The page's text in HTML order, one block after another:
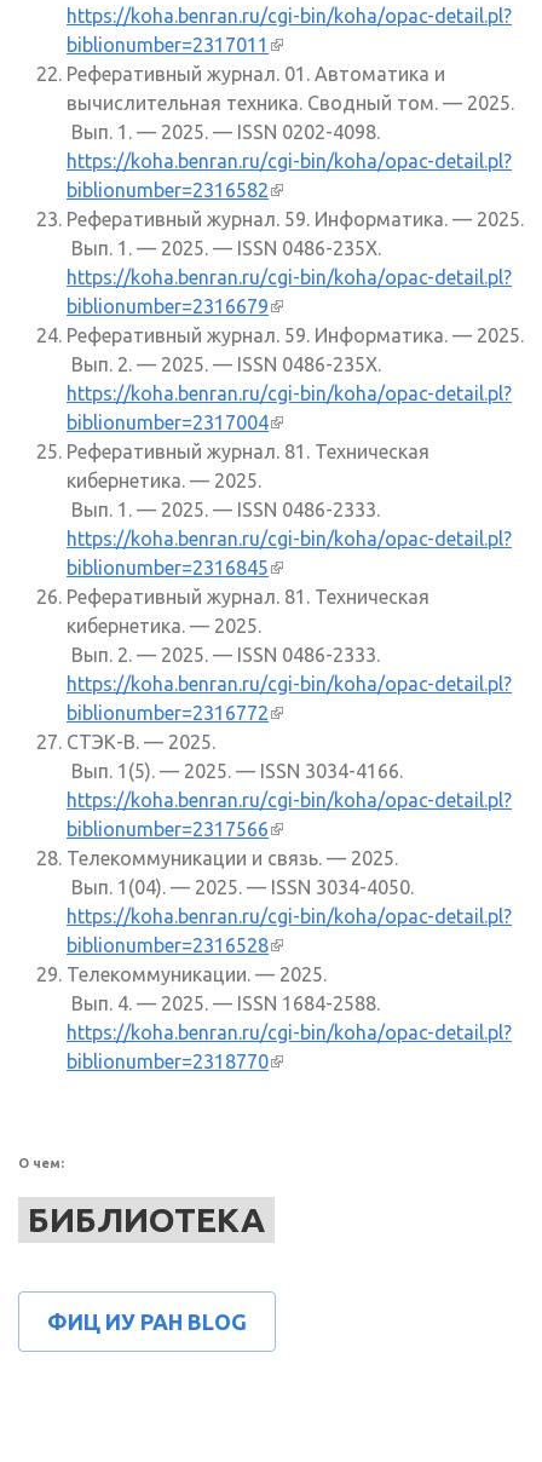
https://koha.benran.ru/cgi-bin/koha/opac-detail.pl?
biblionumber=2317011 (внешняя ссылка)
Реферативный журнал. 01. Автоматика и
вычислительная техника. Сводный том. — 2025.
Вып. 1. — 2025. — ISSN 0202-4098.
https://koha.benran.ru/cgi-bin/koha/opac-detail.pl?
biblionumber=2316582(внешняя ссылка)
Реферативный журнал. 59. Информатика. — 2025.
Вып. 1. — 2025. — ISSN 0486-235X.
https://koha.benran.ru/cgi-bin/koha/opac-detail.pl?
biblionumber=2316679(внешняя ссылка)
Реферативный журнал. 59. Информатика. — 2025.
Вып. 2. — 2025. — ISSN 0486-235X.
https://koha.benran.ru/cgi-bin/koha/opac-detail.pl?
biblionumber=2317004(внешняя ссылка)
Реферативный журнал. 81. Техническая
кибернетика. — 2025.
Вып. 1. — 2025. — ISSN 0486-2333.
https://koha.benran.ru/cgi-bin/koha/opac-detail.pl?
biblionumber=2316845(внешняя ссылка)
Реферативный журнал. 81. Техническая
кибернетика. — 2025.
Вып. 2. — 2025. — ISSN 0486-2333.
https://koha.benran.ru/cgi-bin/koha/opac-detail.pl?
biblionumber=2316772(внешняя ссылка)
СТЭК-В. — 2025.
Вып. 1(5). — 2025. — ISSN 3034-4166.
https://koha.benran.ru/cgi-bin/koha/opac-detail.pl?
biblionumber=2317566(внешняя ссылка)
Телекоммуникации и связь. — 2025.
Вып. 1(04). — 2025. — ISSN 3034-4050.
https://koha.benran.ru/cgi-bin/koha/opac-detail.pl?
biblionumber=2316528(внешняя ссылка)
Телекоммуникации. — 2025.
Вып. 4. — 2025. — ISSN 1684-2588.
https://koha.benran.ru/cgi-bin/koha/opac-detail.pl?
biblionumber=2318770(внешняя ссылка)
О чем:
БИБЛИОТЕКА
ФИЦ ИУ РАН BLOG